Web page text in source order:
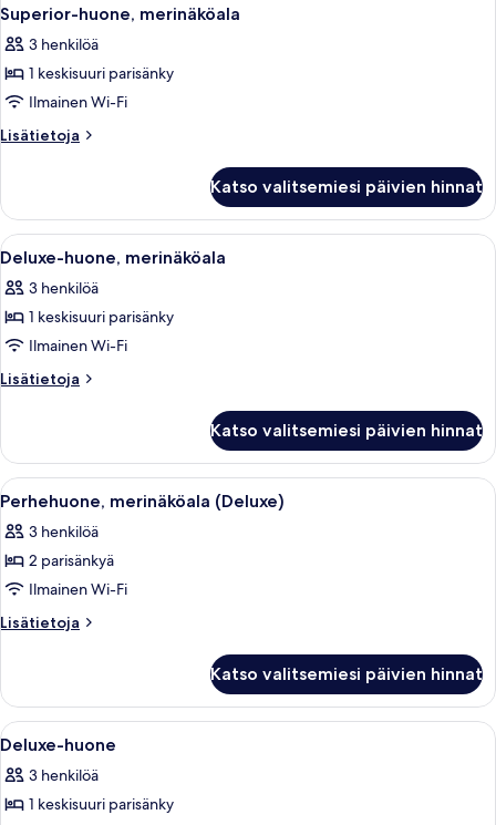
Superior-huone, merinäköala
3 henkilöä
1 keskisuuri parisänky
Ilmainen Wi-Fi
Lisätietoja
Lisätietoja
merinäköala
Katso valitsemiesi päivien hinnat
Avaa
kaikki
huonetyypin
Deluxe-
huone,
merinäköala
Hotellihuone, jossa on sänky,
5
Deluxe-huone, merinäköala
3 henkilöä
1 keskisuuri parisänky
Ilmainen Wi-Fi
Lisätietoja
Lisätietoja
merinäköala
Katso valitsemiesi päivien hinnat
Avaa
kaikki
huonetyypin
Perhehuone,
merinäköala
(Deluxe)
Hotellihuone, jossa on kaksi
5
Perhehuone, merinäköala (Deluxe)
3 henkilöä
2 parisänkyä
Ilmainen Wi-Fi
Lisätietoja
Lisätietoja
(Deluxe)
Katso valitsemiesi päivien hinnat
Avaa
kaikki
huonetyypin
Deluxe-
Siististi pedattu sänky, jossa on
4
Deluxe-huone
3 henkilöä
1 keskisuuri parisänky